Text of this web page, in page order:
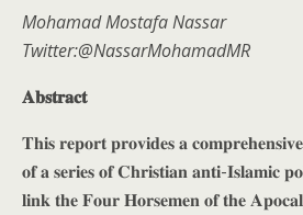
Mohamad Mostafa Nassar
Twitter:@NassarMohamadMR
𝐀𝐛𝐬𝐭𝐫𝐚𝐜𝐭
𝐓𝐡𝐢𝐬 𝐫𝐞𝐩𝐨𝐫𝐭 𝐩𝐫𝐨𝐯𝐢𝐝𝐞𝐬 𝐚
𝐨𝐟 𝐚 𝐬𝐞𝐫𝐢𝐞𝐬 𝐨𝐟 𝐂𝐡𝐫𝐢𝐬𝐭𝐢𝐚𝐧 𝐚𝐧𝐭𝐢-𝐈𝐬𝐥𝐚𝐦𝐢𝐜
𝐥𝐢𝐧𝐤 𝐭𝐡𝐞 𝐅𝐨𝐮𝐫 𝐇𝐨𝐫𝐬𝐞𝐦𝐞𝐧 𝐨𝐟 𝐭𝐡𝐞